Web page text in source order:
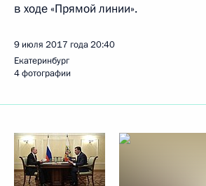
в ходе «Прямой линии».
9 июля 2017 года20:40
Екатеринбург
4 фотографии